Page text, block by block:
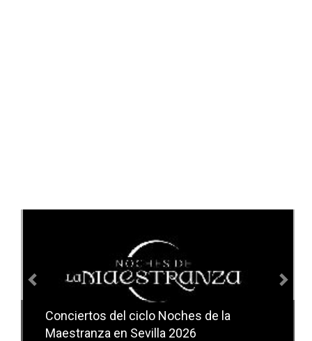
Conciertos del ciclo Noches de la
Maestranza en Sevilla 2026
Conciertos del ciclo Candlelight en
Sevilla